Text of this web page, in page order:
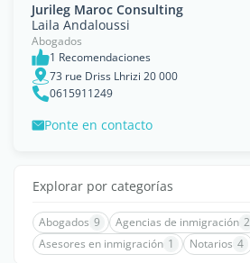
Jurileg Maroc Consulting
Laila Andaloussi
Abogados
1 Recomendaciones
73 rue Driss Lhrizi 20 000
0615911249
Ponte en contacto
Explorar por categorías
Abogados 9 Agencias de inmigración 2
Asesores en inmigración 1 Notarios 4